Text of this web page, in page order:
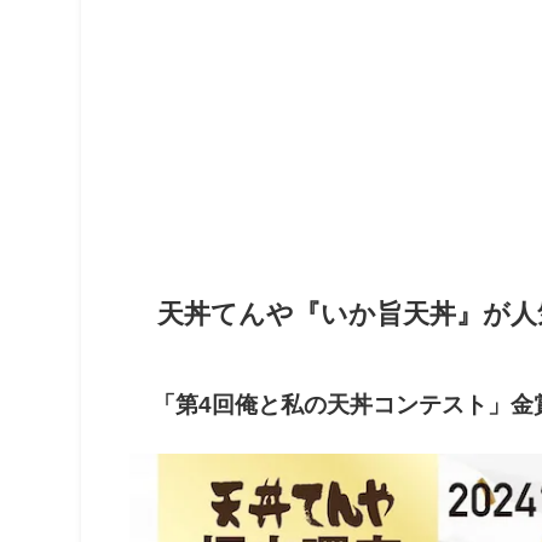
天丼てんや『いか旨天丼』が人
「第4回俺と私の天丼コンテスト」金